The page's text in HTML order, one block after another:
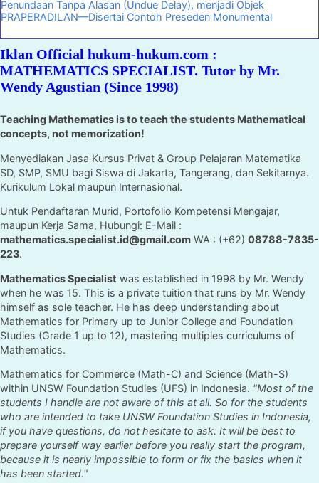
Penundaan Tanpa Alasan (Undue Delay), menjadi Objek
PRAPERADILAN—Disertai Contoh Preseden Monumental
Iklan Official hukum-hukum.com :
MATHEMATICS SPECIALIST. Tutor by Mr.
Wendy Agustian (Since 1998)
Teaching Mathematics is to teach the students Mathematical
concepts, not memorization!
Menyediakan Jasa Kursus Privat & Group Pelajaran Matematika
SD, SMP, SMU bagi Siswa di Jakarta, Tangerang, dan Sekitarnya.
Kurikulum Lokal maupun Internasional.
Untuk Pendaftaran Murid, Portofolio Kompetensi Mengajar,
maupun Kerja Sama, Hubungi: E-Mail :
mathematics.specialist.id@gmail.com WA : (+62) 08788-7835-
223.
Mathematics Specialist was established in 1998 by Mr. Wendy
when he was 15. This is a private tuition that runs by Mr. Wendy
himself as sole teacher. He has deep understanding about
Mathematics for Primary up to Junior College and Foundation
Studies (Grade 1 up to 12), mastering multiples curriculums of
Mathematics.
Mathematics for Commerce (Math-C) and Science (Math-S)
within UNSW Foundation Studies (UFS) in Indonesia. "Most of the
students I handle are not aware of this at all. So for the students
who are intended to take UNSW Foundation Studies in Indonesia,
if you have questions, do not hesitate to ask. It will be best to
prepare yourself way earlier before you really start the program,
because it is nearly impossible to form or fix the basics when it
has been started."